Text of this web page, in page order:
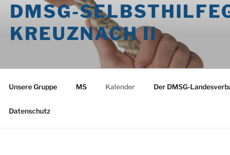
DMSG-
KREUZNACH II
Unsere Gruppe MS Kalender Der DMSG-
Datenschutz